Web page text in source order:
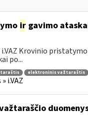
irgavimo
Krovinio
po...
elektroninis važtaraštis
i.VAZ